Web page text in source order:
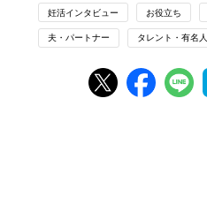
妊活インタビュー お役立ち
夫・パートナー タレント・有名人